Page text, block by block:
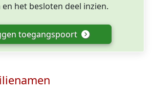
het besloten deel inzien.
toegangspoort